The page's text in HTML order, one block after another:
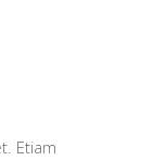
Etiam